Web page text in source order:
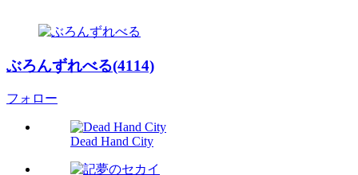
ぶろんずれべる(4114)
フォロー
Dead Hand City